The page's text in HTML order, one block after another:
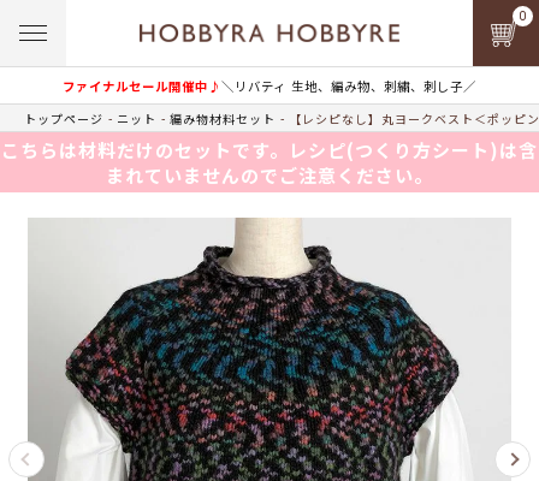
ファイナルセール開催中♪＼リバティ 生地、編み物、刺繍、刺し子／
0
トップページ ニット 編み物材料セット 【レシピなし】丸ヨークベスト＜ポッピ
こちらは材料だけのセットです。レシピ(つくり方シート)は含
まれていませんのでご注意ください。